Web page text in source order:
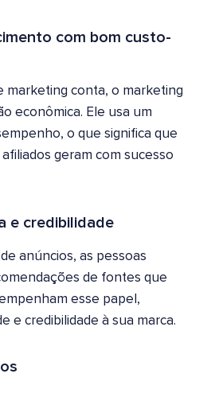
com bom custo-
marketing conta, o marketing
econômica. Ele usa um
o que significa que
geram com sucesso
e credibilidade
anúncios, as pessoas
de fontes que
esse papel,
e credibilidade à sua marca.